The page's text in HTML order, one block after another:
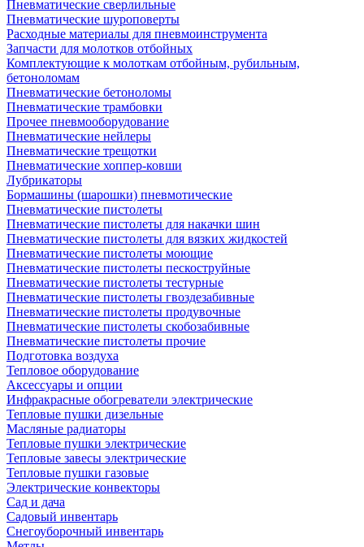
Пневматические сверлильные
Пневматические шуроповерты
Расходные материалы для пневмоинструмента
Запчасти для молотков отбойных
Комплектующие к молоткам отбойным, рубильным,
бетоноломам
Пневматические бетоноломы
Пневматические трамбовки
Прочее пневмооборудование
Пневматические нейлеры
Пневматические трещотки
Пневматические хоппер-ковши
Лубрикаторы
Бормашины (шарошки) пневмотические
Пневматические пистолеты
Пневматические пистолеты для накачки шин
Пневматические пистолеты для вязких жидкостей
Пневматические пистолеты моющие
Пневматические пистолеты пескоструйные
Пневматические пистолеты тестурные
Пневматические пистолеты гвоздезабивные
Пневматические пистолеты продувочные
Пневматические пистолеты скобозабивные
Пневматические пистолеты прочие
Подготовка воздуха
Тепловое оборудование
Аксессуары и опции
Инфракрасные обогреватели электрические
Тепловые пушки дизельные
Масляные радиаторы
Тепловые пушки электрические
Тепловые завесы электрические
Тепловые пушки газовые
Электрические конвекторы
Сад и дача
Садовый инвентарь
Снегоуборочный инвентарь